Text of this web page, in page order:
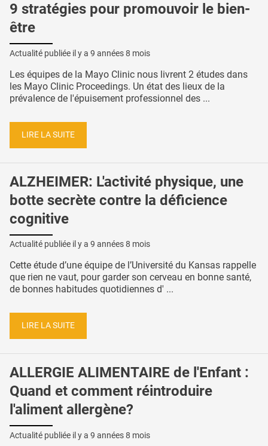
9 stratégies pour promouvoir le bien-
être
Actualité publiée il y a 9 années 8 mois
Les équipes de la Mayo Clinic nous livrent 2 études dans
les Mayo Clinic Proceedings. Un état des lieux de la
prévalence de l'épuisement professionnel des ...
LIRE LA SUITE
ALZHEIMER: L'activité physique, une
botte secrète contre la déficience
cognitive
Actualité publiée il y a 9 années 8 mois
Cette étude d’une équipe de l’Université du Kansas rappelle
que rien ne vaut, pour garder son cerveau en bonne santé,
de bonnes habitudes quotidiennes d' ...
LIRE LA SUITE
ALLERGIE ALIMENTAIRE de l'Enfant :
Quand et comment réintroduire
l'aliment allergène?
Actualité publiée il y a 9 années 8 mois